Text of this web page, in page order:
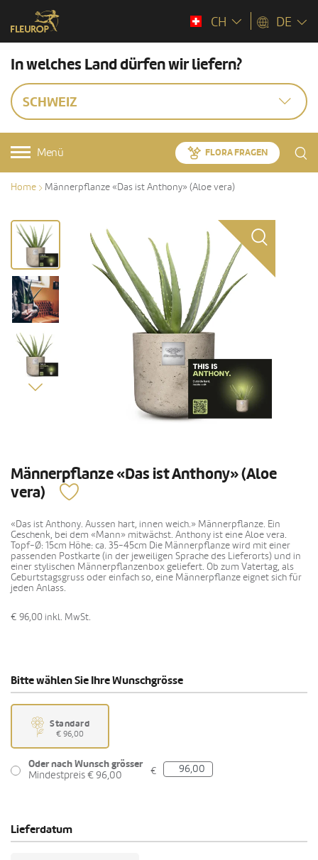
CH DE
In welches Land dürfen wir liefern?
SCHWEIZ
Menü FLORA FRAGEN
Home Männerpflanze «Das ist Anthony» (Aloe vera)
Männerpflanze «Das ist Anthony» (Aloe
vera)
«Das ist Anthony. Aussen hart, innen weich.» Männerpflanze. Ein
Geschenk, bei dem «Mann» mitwächst. Anthony ist eine Aloe vera.
Topf-Ø: 15cm Höhe: ca. 35-45cm Die Männerpflanze wird mit einer
passenden Postkarte (in der jeweiligen Sprache des Lieferorts) und in
einer stylischen Männerpflanzenbox geliefert. Ob zum Vatertag, als
Geburtstagsgruss oder einfach so, eine Männerpflanze eignet sich für
jeden Anlass.
€ 96,00 inkl. MwSt.
Bitte wählen Sie Ihre Wunschgrösse
Standard
€ 96,00
Oder nach Wunsch grösser
Mindestpreis € 96,00
€
Lieferdatum